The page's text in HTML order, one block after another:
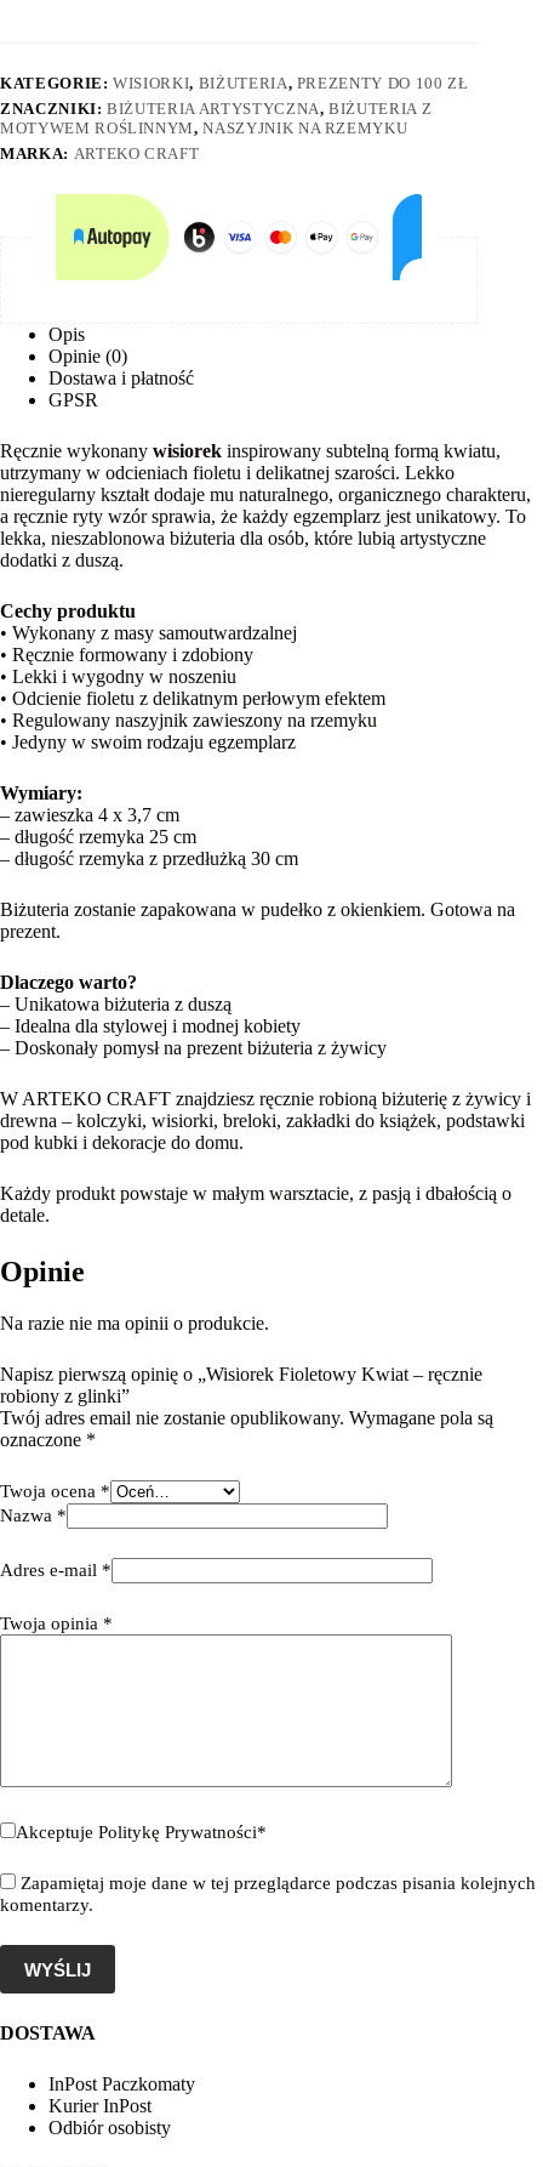
KATEGORIE:WISIORKI, BIŻUTERIA, PREZENTY DO 100 ZŁ
ZNACZNIKI:BIŻUTERIA ARTYSTYCZNA,BIŻUTERIA Z
MOTYWEM ROŚLINNYM,NASZYJNIK NA RZEMYKU
MARKA: ARTEKO CRAFT
Opis
Opinie (0)
Dostawa i płatność
GPSR
Ręcznie wykonany wisiorek inspirowany subtelną formą kwiatu,
utrzymany w odcieniach fioletu i delikatnej szarości. Lekko
nieregularny kształt dodaje mu naturalnego, organicznego charakteru,
a ręcznie ryty wzór sprawia, że każdy egzemplarz jest unikatowy. To
lekka, nieszablonowa biżuteria dla osób, które lubią artystyczne
dodatki z duszą.
Cechy produktu
• Wykonany z masy samoutwardzalnej
• Ręcznie formowany i zdobiony
• Lekki i wygodny w noszeniu
• Odcienie fioletu z delikatnym perłowym efektem
• Regulowany naszyjnik zawieszony na rzemyku
• Jedyny w swoim rodzaju egzemplarz
Wymiary:
– zawieszka 4 x 3,7 cm
– długość rzemyka 25 cm
– długość rzemyka z przedłużką 30 cm
Biżuteria zostanie zapakowana w pudełko z okienkiem. Gotowa na
prezent.
Dlaczego warto?
– Unikatowa biżuteria z duszą
– Idealna dla stylowej i modnej kobiety
– Doskonały pomysł na prezent biżuteria z żywicy
W ARTEKO CRAFT znajdziesz ręcznie robioną biżuterię z żywicy i
drewna – kolczyki, wisiorki, breloki, zakładki do książek, podstawki
pod kubki i dekoracje do domu.
Każdy produkt powstaje w małym warsztacie, z pasją i dbałością o
detale.
Opinie
Na razie nie ma opinii o produkcie.
Napisz pierwszą opinię o „Wisiorek Fioletowy Kwiat – ręcznie
robiony z glinki”
Twój adres email nie zostanie opublikowany. Wymagane pola są
oznaczone *
Twoja ocena *
Nazwa *
Adres e-mail *
Twoja opinia *
Akceptuje Politykę Prywatności*
Zapamiętaj moje dane w tej przeglądarce podczas pisania kolejnych
komentarzy.
WYŚLIJ
DOSTAWA
InPost Paczkomaty
Kurier InPost
Odbiór osobisty